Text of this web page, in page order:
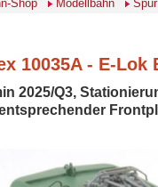
Shop Modellbahn Spur I
10035A - E-Lok
2025/Q3,